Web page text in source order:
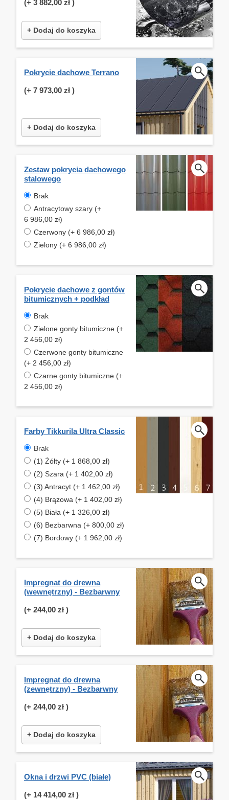
(+ 3 882,00 zł )
+ Dodaj do koszyka
Pokrycie dachowe Terrano
(+ 7 973,00 zł )
+ Dodaj do koszyka
Zestaw pokrycia dachowego
stalowego
Brak
Antracytowy szary (+
6 986,00 zł)
Czerwony (+ 6 986,00 zł)
Zielony (+ 6 986,00 zł)
Pokrycie dachowe z gontów
bitumicznych + podkład
Brak
Zielone gonty bitumiczne (+
2 456,00 zł)
Czerwone gonty bitumiczne
(+ 2 456,00 zł)
Czarne gonty bitumiczne (+
2 456,00 zł)
Farby Tikkurila Ultra Classic
Brak
(1) Żółty (+ 1 868,00 zł)
(2) Szara (+ 1 402,00 zł)
(3) Antracyt (+ 1 462,00 zł)
(4) Brązowa (+ 1 402,00 zł)
(5) Biała (+ 1 326,00 zł)
(6) Bezbarwna (+ 800,00 zł)
(7) Bordowy (+ 1 962,00 zł)
Impregnat do drewna
(wewnętrzny) - Bezbarwny
(+ 244,00 zł )
+ Dodaj do koszyka
Impregnat do drewna
(zewnętrzny) - Bezbarwny
(+ 244,00 zł )
+ Dodaj do koszyka
Okna i drzwi PVC (białe)
(+ 14 414,00 zł )